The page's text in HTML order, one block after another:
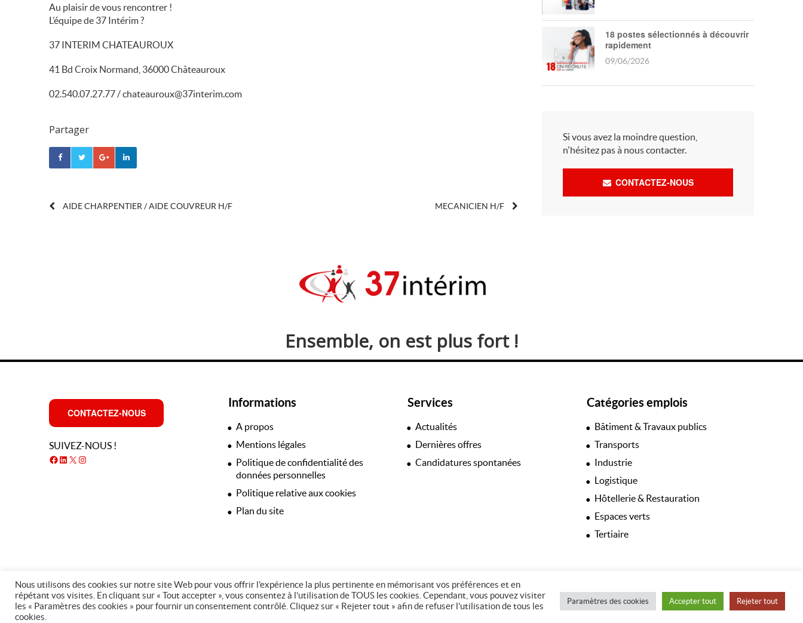
Au plaisir de vous rencontrer !
L’équipe de 37 Intérim?
37 INTERIM CHATEAUROUX
41 Bd Croix Normand, 36000 Châteauroux
02.540.07.27.77 / chateauroux@37interim.com
Partager
POST
AIDE CHARPENTIER / AIDE COUVREUR H/F MECANICIEN H/F
18 postes sélectionnés à découvrir
rapidement
09/06/2026
Si vous avez la moindre question,
n'hésitez pas à nous contacter.
CONTACTEZ-NOUS
Ensemble, on est plus fort !
CONTACTEZ-NOUS
SUIVEZ-NOUS !
Facebook
LinkedIn
X Instagram
Informations
A propos
Mentions légales
Politique de confidentialité des
données personnelles
Politique relative aux cookies
Plan du site
Services
Actualités
Dernières offres
Candidatures spontanées
Catégories emplois
Bâtiment & Travaux publics
Transports
Industrie
Logistique
Hôtellerie & Restauration
Espaces verts
Tertiaire
© Copyright 2026 - 37 Intérim
Nous utilisons des cookies sur notre site Web pour vous offrir l'expérience la plus pertinente en mémorisant vos préférences et en
répétant vos visites. En cliquant sur « Tout accepter », vous consentez à l'utilisation de TOUS les cookies. Cependant, vous pouvez visiter
les « Paramètres des cookies » pour fournir un consentement contrôlé. Cliquez sur « Rejeter tout » afin de refuser l'utilisation de tous les
cookies.
Paramètres des cookies Accepter tout Rejeter tout